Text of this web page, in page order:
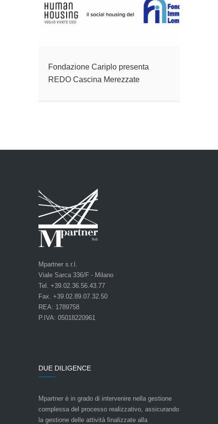
Fondazione Cariplo presenta
REDO Cascina Merezzate
Mpartner s.r.l.
Viale Sarca 336/F - Milano
Tel. +39.02.36.56.43.77
Fax. +39.02.89.07.32.50
REA: 1789758
P.IVA: 05018220961
DUE DILIGENCE
Mpartner è in grado di intervenire nella gestione
complessa del processo realizzativo, assicurando
la gestione delle attività finalizzate alla